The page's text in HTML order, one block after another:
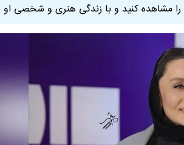
را مشاهده کنید و با زندگی هنری و شخصی او